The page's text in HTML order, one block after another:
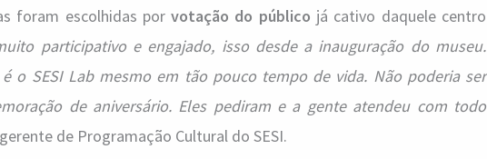
foram escolhidas porvotação do público já cativo daquele centro
participativo e engajado, isso desde a inauguração do museu.
o SESI Lab mesmo em tão pouco tempo de vida. Não poderia ser
de aniversário. Eles pediram e a gente atendeu com todo
de Programação Cultural do SESI.